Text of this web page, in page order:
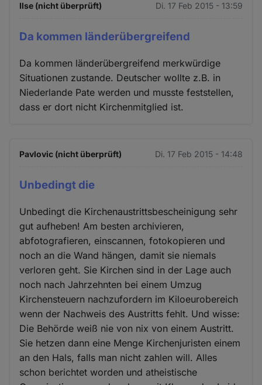
Ilse (nicht überprüft) Di. 17 Feb 2015 - 13:59
Da kommen länderübergreifend
Da kommen länderübergreifend merkwürdige
Situationen zustande. Deutscher wollte z.B. in
Niederlande Pate werden und musste feststellen,
dass er dort nicht Kirchenmitglied ist.
Pavlovic (nicht überprüft) Di. 17 Feb 2015 - 14:48
Unbedingt die
Unbedingt die Kirchenaustrittsbescheinigung sehr
gut aufheben! Am besten archivieren,
abfotografieren, einscannen, fotokopieren und
noch an die Wand hängen, damit sie niemals
verloren geht. Sie Kirchen sind in der Lage auch
noch nach Jahrzehnten bei einem Umzug
Kirchensteuern nachzufordern im Kiloeurobereich
wenn der Nachweis des Austritts fehlt. Und wisse:
Die Behörde weiß nie von nix von einem Austritt.
Sie hetzen dann eine Menge Kirchenjuristen einem
an den Hals, falls man nicht zahlen will. Alles
schon berichtet worden und atheistische